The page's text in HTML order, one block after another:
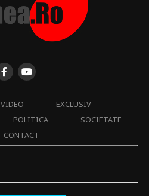
VIDEO
EXCLUSIV
POLITICA
SOCIETATE
CONTACT